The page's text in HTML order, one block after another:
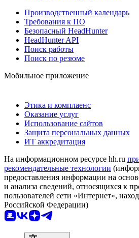
Производственный календарь
Требования к ПО
Безопасный HeadHunter
HeadHunter API
Поиск работы
Поиск по резюме
Мобильное приложение
Этика и комплаенс
Оказание услуг
Использование сайтов
Защита персональных данных
ИТ аккредитация
На информационном ресурсе hh.ru
рекомендательные технологии
предоставления информации на
и анализа сведений, относящихся к
пользователей сети «Интернет»,
Российской Федерации)